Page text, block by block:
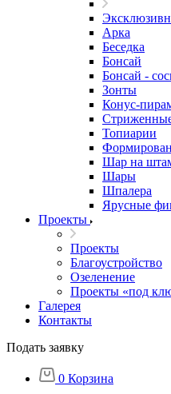
Арка
Беседка
Бонсай
Бонсай -
Зонты
Конус-
Топиарии
Шар на
Шары
Шпалера
Ярусные
Проекты
Проекты
Благоустройство
Озеленение
Проекты «под
Галерея
Контакты
Подать заявку
0 Корзина